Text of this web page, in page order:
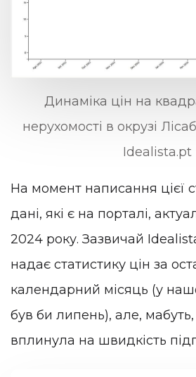
Динаміка цін на
нерухомості в окрузі
Idealista.pt
На момент написання цієї
дані, які є на порталі,
2024 року. Зазвичай
надає статистику цін за
календарний місяць (у
був би липень), але,
вплинула на швидкість